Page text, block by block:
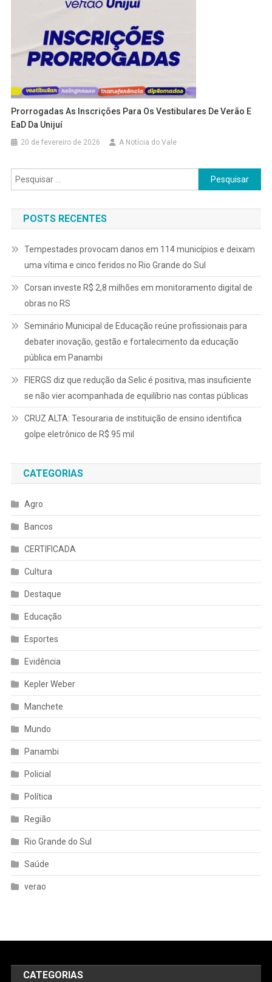
Prorrogadas As Inscrições Para Os Vestibulares De Verão E
EaD Da Unijuí
20 de fevereiro de 2026 A Notícia do Vale
Pesquisar
por:
POSTS RECENTES
Tempestades provocam danos em 114 municípios e deixam
uma vítima e cinco feridos no Rio Grande do Sul
Corsan investe R$ 2,8 milhões em monitoramento digital de
obras no RS
Seminário Municipal de Educação reúne profissionais para
debater inovação, gestão e fortalecimento da educação
pública em Panambi
FIERGS diz que redução da Selic é positiva, mas insuficiente
se não vier acompanhada de equilíbrio nas contas públicas
CRUZ ALTA: Tesouraria de instituição de ensino identifica
golpe eletrônico de R$ 95 mil
CATEGORIAS
Agro
Bancos
CERTIFICADA
Cultura
Destaque
Educação
Esportes
Evidência
Kepler Weber
Manchete
Mundo
Panambi
Policial
Política
Região
Rio Grande do Sul
Saúde
verao
CATEGORIAS